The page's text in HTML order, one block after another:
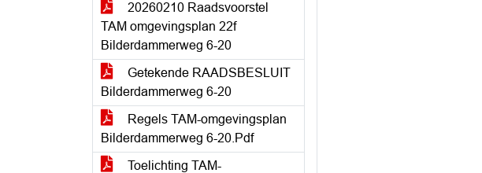
20260210 Raadsvoorstel
TAM omgevingsplan 22f
Bilderdammerweg 6-20
Getekende RAADSBESLUIT
Bilderdammerweg 6-20
Regels TAM-omgevingsplan
Bilderdammerweg 6-20.Pdf
Toelichting TAM-